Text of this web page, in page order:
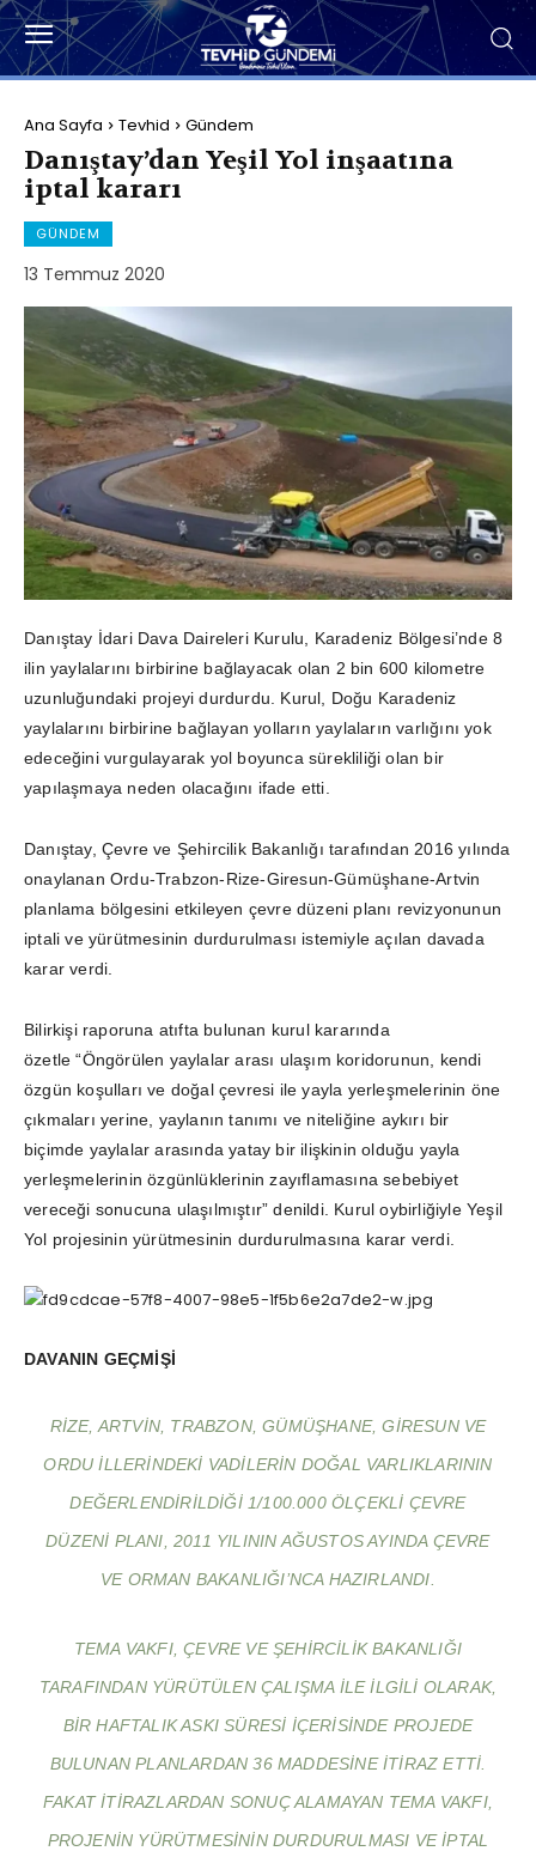
Ana Sayfa Tevhid Gündem
Danıştay’dan Yeşil Yol inşaatına
iptal kararı
GÜNDEM
13 Temmuz 2020
Danıştay İdari Dava Daireleri Kurulu, Karadeniz Bölgesi’nde 8
ilin yaylalarını birbirine bağlayacak olan 2 bin 600 kilometre
uzunluğundaki projeyi durdurdu. Kurul, Doğu Karadeniz
yaylalarını birbirine bağlayan yolların yaylaların varlığını yok
edeceğini vurgulayarak yol boyunca sürekliliği olan bir
yapılaşmaya neden olacağını ifade etti.
Danıştay, Çevre ve Şehircilik Bakanlığı tarafından 2016 yılında
onaylanan Ordu-Trabzon-Rize-Giresun-Gümüşhane-Artvin
planlama bölgesini etkileyen çevre düzeni planı revizyonunun
iptali ve yürütmesinin durdurulması istemiyle açılan davada
karar verdi.
Bilirkişi raporuna atıfta bulunan kurul kararında
özetle “Öngörülen yaylalar arası ulaşım koridorunun, kendi
özgün koşulları ve doğal çevresi ile yayla yerleşmelerinin öne
çıkmaları yerine, yaylanın tanımı ve niteliğine aykırı bir
biçimde yaylalar arasında yatay bir ilişkinin olduğu yayla
yerleşmelerinin özgünlüklerinin zayıflamasına sebebiyet
vereceği sonucuna ulaşılmıştır” denildi. Kurul oybirliğiyle Yeşil
Yol projesinin yürütmesinin durdurulmasına karar verdi.
DAVANIN GEÇMİŞİ
RIZE, ARTVIN, TRABZON, GÜMÜŞHANE, GIRESUN VE
ORDU ILLERINDEKI VADILERIN DOĞAL VARLIKLARININ
DEĞERLENDIRILDIĞI 1/100.000 ÖLÇEKLI ÇEVRE
DÜZENI PLANI, 2011 YILININ AĞUSTOS AYINDA ÇEVRE
VE ORMAN BAKANLIĞI’NCA HAZIRLANDI.
TEMA VAKFI, ÇEVRE VE ŞEHIRCILIK BAKANLIĞI
TARAFINDAN YÜRÜTÜLEN ÇALIŞMA ILE ILGILI OLARAK,
BIR HAFTALIK ASKI SÜRESI IÇERISINDE PROJEDE
BULUNAN PLANLARDAN 36 MADDESINE ITIRAZ ETTI.
FAKAT ITIRAZLARDAN SONUÇ ALAMAYAN TEMA VAKFI,
PROJENIN YÜRÜTMESININ DURDURULMASI VE IPTAL